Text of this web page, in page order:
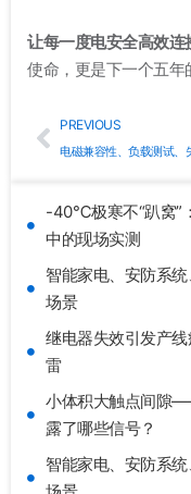
让每一度电安全高效连
使命，更是下一个五年
Prev
PREVIOUS
-40℃极寒不“趴窝”
中的现场实测
智能家电、安防系
场景
继电器失效引发产
雷
小体积大触点间隙
露了哪些信号？
智能家电、安防系